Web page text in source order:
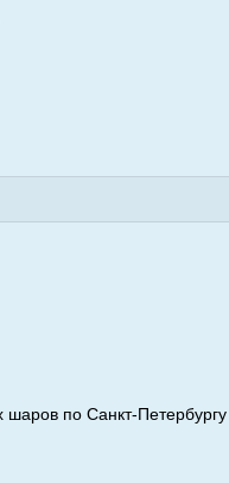
по Санкт-Петербургу